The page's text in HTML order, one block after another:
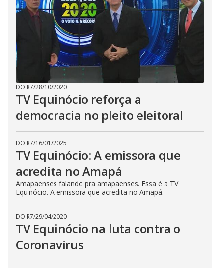
DO R7/28/10/2020
TV Equinócio reforça a
democracia no pleito eleitoral
DO R7/16/01/2025
TV Equinócio: A emissora que
acredita no Amapá
Amapaenses falando pra amapaenses. Essa é a TV
Equinócio. A emissora que acredita no Amapá.
DO R7/29/04/2020
TV Equinócio na luta contra o
Coronavírus